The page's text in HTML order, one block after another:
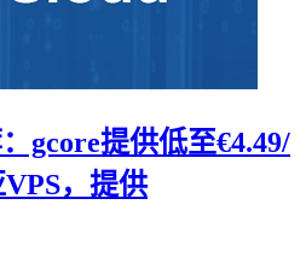
gcore提供低至€4.49/
，提供